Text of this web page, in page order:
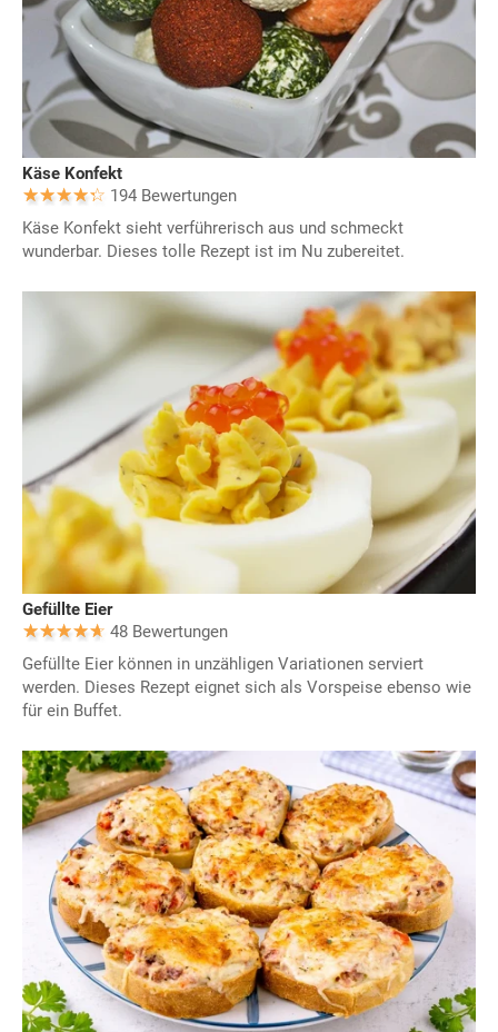
Käse Konfekt
194 Bewertungen
Käse Konfekt sieht verführerisch aus und schmeckt
wunderbar. Dieses tolle Rezept ist im Nu zubereitet.
Gefüllte Eier
48 Bewertungen
Gefüllte Eier können in unzähligen Variationen serviert
werden. Dieses Rezept eignet sich als Vorspeise ebenso wie
für ein Buffet.